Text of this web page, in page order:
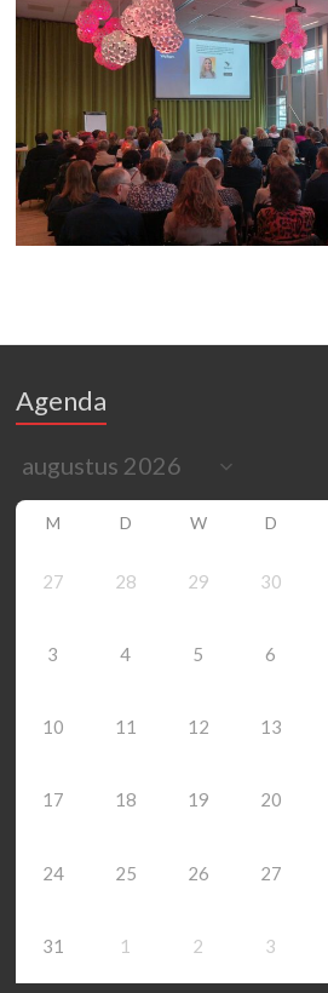
Agenda
M D W D
27 28 29 30
3 4 5 6
10 11 12 13
17 18 19 20
24 25 26 27
31 1 2 3